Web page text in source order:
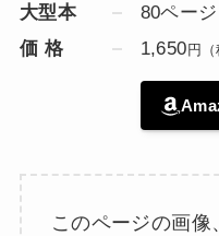
大型本
80ページ
価 格
1,650 円（
このページの画